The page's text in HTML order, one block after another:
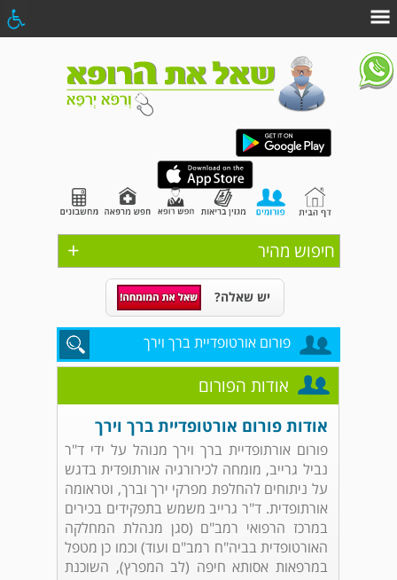
+ חיפוש מהיר
יש שאלה?
פורום אורטופדיית ברך וירך
אודות הפורום
אודות פורום אורטופדיית ברך וירך
פורום אורתופדיית ברך וירך מנוהל על ידי ד"ר
נביל גרייב, מומחה לכירורגיה אורתופדית בדגש
על ניתוחים להחלפת מפרקי ירך וברך, וטראומה
אורתופדית. ד"ר גרייב משמש בתפקידים בכירים
במרכז הרפואי רמב"ם (סגן מנהלת המחלקה
האורטופדית בביה"ח רמב"ם ועוד) וכמו כן מטפל
במרפאות אסותא חיפה (לב המפרץ), השוכנת